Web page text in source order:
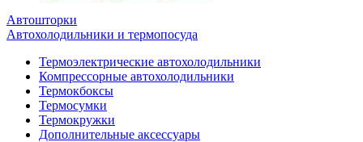
Автошторки
Автохолодильники и термопосуда
Термоэлектрические автохолодильники
Компрессорные автохолодильники
Термокбоксы
Термосумки
Термокружки
Дополнительные аксессуары